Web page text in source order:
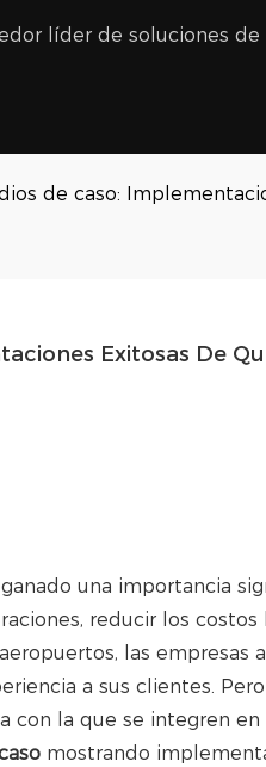
líder de soluciones de
de caso:
Exitosas De
una importancia
reducir los
las
a sus clientes.
con la que se integren
mostrando